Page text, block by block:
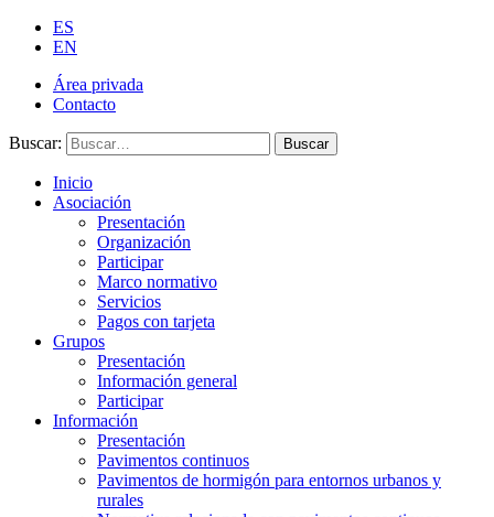
ES
EN
Área privada
Contacto
Buscar: Buscar
Inicio
Asociación
Presentación
Organización
Participar
Marco normativo
Servicios
Pagos con tarjeta
Grupos
Presentación
Información general
Participar
Información
Presentación
Pavimentos continuos
Pavimentos de hormigón para entornos urbanos y
rurales